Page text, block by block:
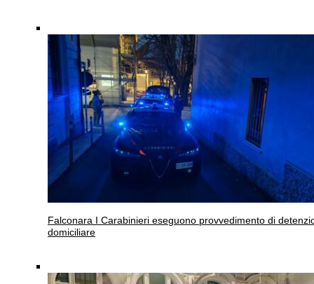
Falconara I Carabinieri eseguono provvedimento di
domiciliare